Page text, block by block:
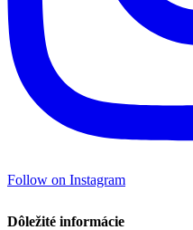
Follow on Instagram
Dôležité informácie